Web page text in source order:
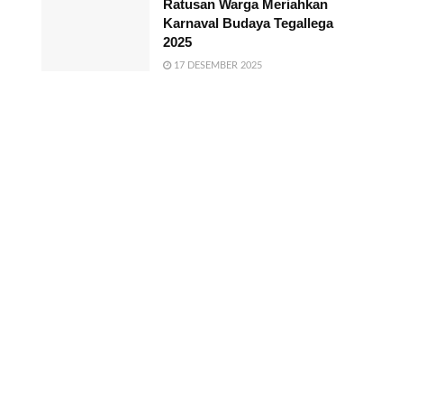
Ratusan Warga Meriahkan
Karnaval Budaya Tegallega
2025
17 DESEMBER 2025